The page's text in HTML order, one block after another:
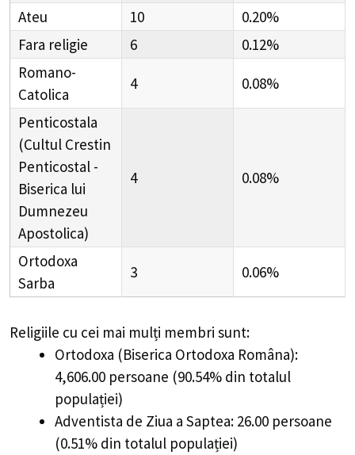
Ateu 10
0.20%
Fara religie
6
0.12%
Romano-
Catolica
4 0.08%
Penticostala
(Cultul Crestin
Penticostal -
Biserica lui
Dumnezeu
Apostolica)
4 0.08%
Ortodoxa
Sarba
3 0.06%
Religiile cu cei mai mulți membri sunt:
Ortodoxa (Biserica Ortodoxa Româna):
4,606.00 persoane (90.54% din totalul
populației)
Adventista de Ziua a Saptea: 26.00 persoane
(0.51% din totalul populației)